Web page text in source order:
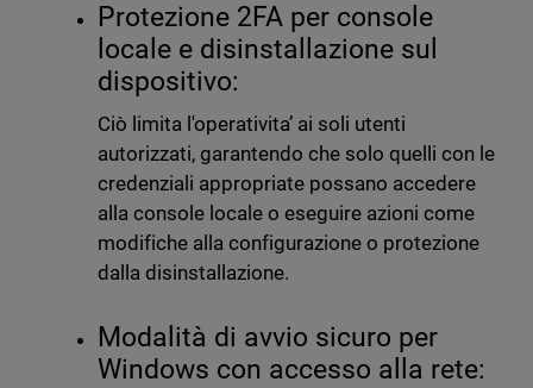
Protezione 2FA per console
locale e disinstallazione sul
dispositivo:
Ciò limita l'operativita’ ai soli utenti
autorizzati, garantendo che solo quelli con le
credenziali appropriate possano accedere
alla console locale o eseguire azioni come
modifiche alla configurazione o protezione
dalla disinstallazione.
Modalità di avvio sicuro per
Windows con accesso alla rete: